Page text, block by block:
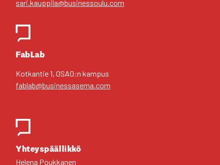
sari.kauppila@businessoulu.com
FabLab
Kot­kan­tie 1, OSAO:n kam­pus
fablab@businessasema.com
Yhteys­pääl­lik­kö
Hele­na Pouk­ka­nen